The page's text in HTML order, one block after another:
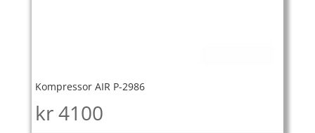
Kompressor AIR P-2986
kr4100